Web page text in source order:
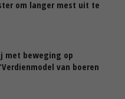
om langer mest uit te
met beweging op
van boeren